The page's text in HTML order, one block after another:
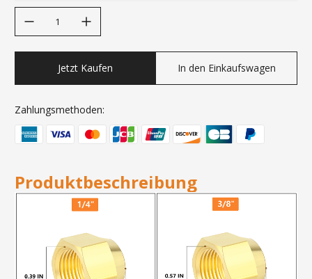
Jetzt Kaufen In den Einkaufswagen
Zahlungsmethoden:
Produktbeschreibung